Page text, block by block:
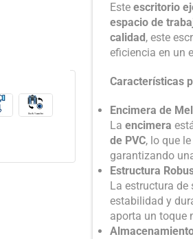
Este escritorio
espacio de
calidad , este
eficiencia en un
Características
Encimera de
La encimera
de PVC, lo que
garantizando
Estructura
La estructura
estabilidad y
aporta un toque